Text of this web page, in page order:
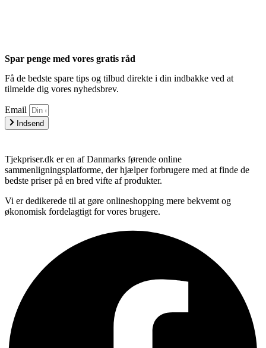
Spar penge med vores gratis råd
Få de bedste spare tips og tilbud direkte i din indbakke ved at
tilmelde dig vores nyhedsbrev.
Email
Indsend
Tjekpriser.dk er en af Danmarks førende online
sammenligningsplatforme, der hjælper forbrugere med at finde de
bedste priser på en bred vifte af produkter.
Vi er dedikerede til at gøre onlineshopping mere bekvemt og
økonomisk fordelagtigt for vores brugere.